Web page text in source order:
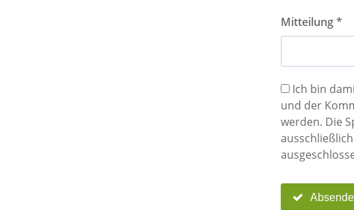
Mitteilung *
Ich bin
und der Kommunikation genutzt werden können und
werden. Die Speicherung und
ausschließlich der